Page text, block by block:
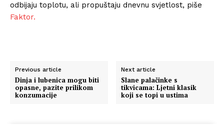
odbijaju toplotu, ali propuštaju dnevnu svjetlost, piše
Faktor.
Previous article
Dinja i lubenica mogu biti
opasne, pazite prilikom
konzumacije
Next article
Slane palačinke s
tikvicama: Ljetni klasik
koji se topi u ustima